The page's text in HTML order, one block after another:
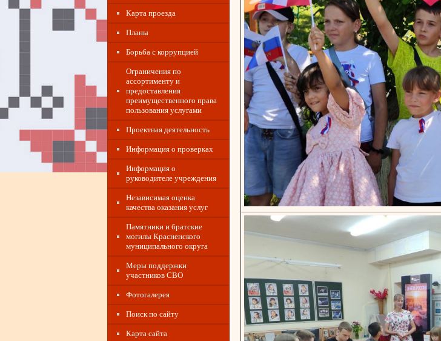
Карта проезда
Планы
Борьба с коррупцией
Ограничения по
ассортименту и
предоставления
преимущественного права
пользования услугами
Проектная деятельность
Информация о проверках
Информация о
руководителе учреждения
Независимая оценка
качества оказания услуг
Памятники и братские
могилы Красненского
муниципального округа
Меры поддержки
участников СВО
Фотогалерея
Поиск по сайту
Карта сайта